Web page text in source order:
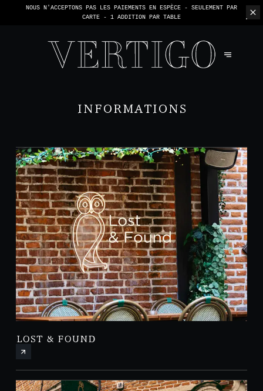
NOUS N'ACCEPTONS PAS LES PAIEMENTS EN ESPÈCE - SEULEMENT PAR
CARTE - 1 ADDITION PAR TABLE
INFORMATIONS
LOST & FOUND